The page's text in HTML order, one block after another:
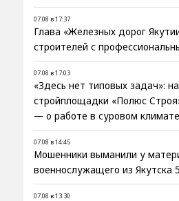
07.08 в 17:37
Глава «Железных дорог
строителей с
07.08 в 17:03
«Здесь нет типовых задач»:
стройплощадки «Полюс
— о работе в суровом климате
07.08 в 14:45
Мошенники выманили у
военнослужащего из Якутска
07.08 в 13:30